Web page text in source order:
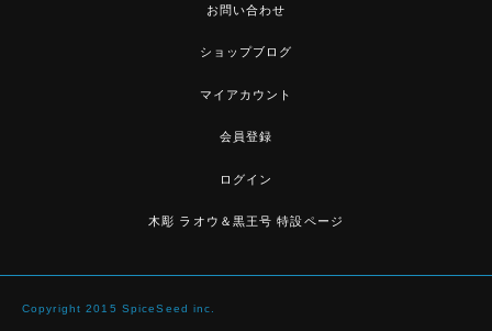
お問い合わせ
ショップブログ
マイアカウント
会員登録
ログイン
木彫 ラオウ＆黒王号 特設ページ
Copyright 2015 SpiceSeed inc.